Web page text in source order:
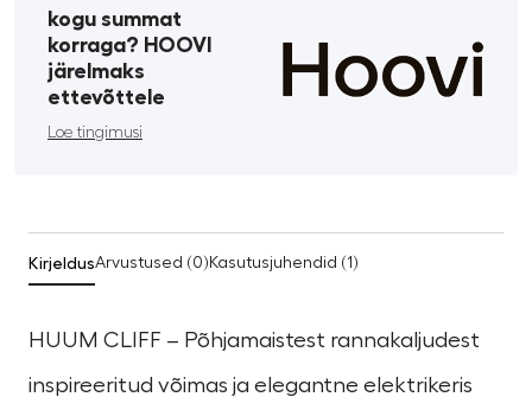
kogu summat
korraga? HOOVI
järelmaks
ettevõttele
Loe tingimusi
KirjeldusArvustused (0) Kasutusjuhendid (1)
HUUM CLIFF – Põhjamaistest rannakaljudest
inspireeritud võimas ja elegantne elektrikeris